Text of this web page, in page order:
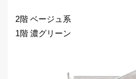
2階 ベージュ系
1階 濃グリーン